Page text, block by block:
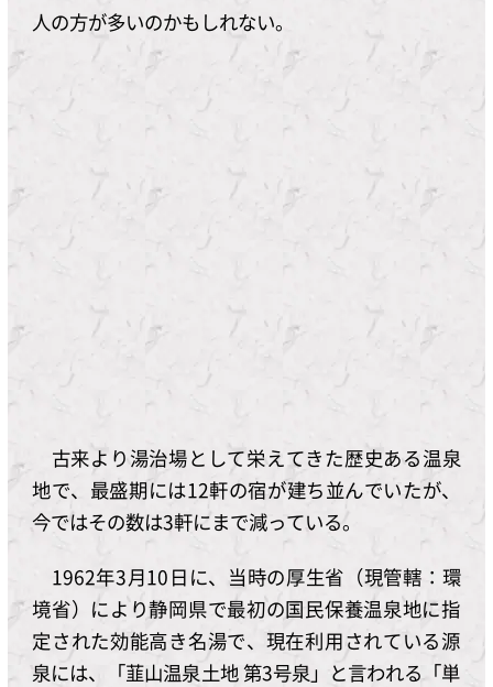
人の方が多いのかもしれない。
古来より湯治場として栄えてきた歴史ある温泉
地で、最盛期には12軒の宿が建ち並んでいたが、
今ではその数は3軒にまで減っている。
1962年3月10日に、当時の厚生省（現管轄：環
境省）により静岡県で最初の国民保養温泉地に指
定された効能高き名湯で、現在利用されている源
泉には、「韮山温泉土地 第3号泉」と言われる「単